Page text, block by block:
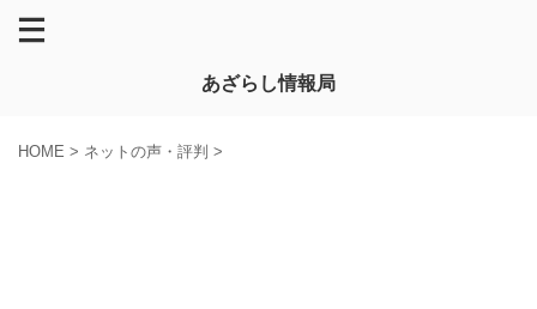
あざらし情報局
HOME > ネットの声・評判 >